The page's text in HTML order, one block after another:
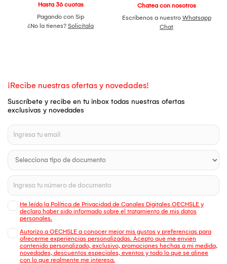
Hasta 36 cuotas
Pagando con Sip
¿No la tienes? Solicítala
Chatea con nosotros
Escríbenos a nuestro Whatsapp
Chat
¡Recibe nuestras ofertas y novedades!
Suscríbete y recibe en tu inbox todas nuestras ofertas
exclusivas y novedades
He leído la Política de Privacidad de Canales Digitales OECHSLE y
declaro haber sido informado sobre el tratamiento de mis datos
personales.
Autorizo a OECHSLE a conocer mejor mis gustos y preferencias para
ofrecerme experiencias personalizadas. Acepto que me envien
contenido personalizado, exclusivo, promociones hechas a mi medida,
novedades, descuentos especiales, eventos y todo lo que se alinee
con lo que realmente me interesa.